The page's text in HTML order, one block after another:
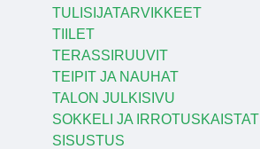
TULISIJATARVIKKEET
TIILET
TERASSIRUUVIT
TEIPIT JA NAUHAT
TALON JULKISIVU
SOKKELI JA IRROTUSKAISTAT
SISUSTUS